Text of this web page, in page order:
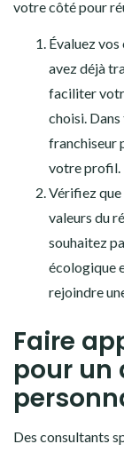
votre côté pour
Évaluez
avez déjà
faciliter
choisi. Dans
franchiseur
votre profil.
Vérifiez que
valeurs du
souhaitez
écologique
rejoindre
Faire
pour un
Des consultants